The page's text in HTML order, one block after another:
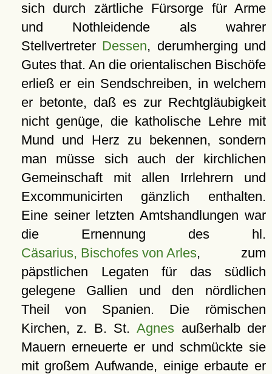
sich durch zärtliche Fürsorge für Arme
und Nothleidende als wahrer
Stellvertreter Dessen, derumherging und
Gutes that. An die orientalischen Bischöfe
erließ er ein Sendschreiben, in welchem
er betonte, daß es zur Rechtgläubigkeit
nicht genüge, die katholische Lehre mit
Mund und Herz zu bekennen, sondern
man müsse sich auch der kirchlichen
Gemeinschaft mit allen Irrlehrern und
Excommunicirten gänzlich enthalten.
Eine seiner letzten Amtshandlungen war
die Ernennung des hl.
Cäsarius, Bischofes von Arles, zum
päpstlichen Legaten für das südlich
gelegene Gallien und den nördlichen
Theil von Spanien. Die römischen
Kirchen, z. B. St.Agnes außerhalb der
Mauern erneuerte er und schmückte sie
mit großem Aufwande, einige erbaute er